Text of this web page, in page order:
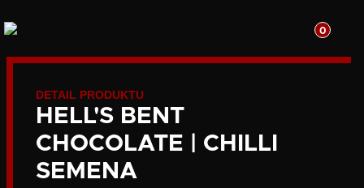
0
DETAIL PRODUKTU
HELL'S BENT
CHOCOLATE | CHILLI
SEMENA